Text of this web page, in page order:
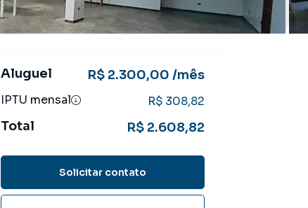
Aluguel R$ 2.300,00 /mês
IPTU mensal R$ 308,82
Total R$ 2.608,82
Solicitar contato